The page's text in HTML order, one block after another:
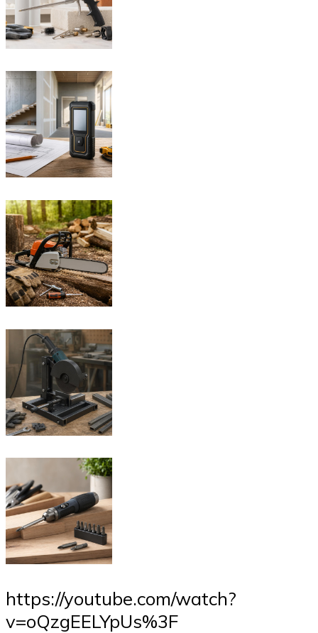
https://youtube.com/watch?
v=oQzgEELYpUs%3F